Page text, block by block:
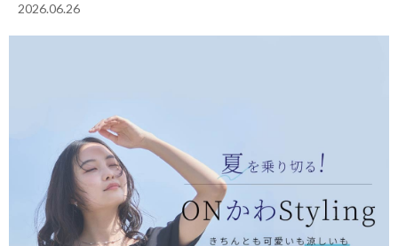
2026.06.26